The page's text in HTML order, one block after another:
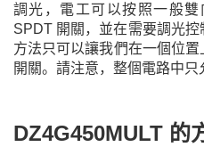
調光，電工可以按照一般
SPDT 開關，並在需要調光
方法只可以讓我們在一個位
開關。請注意，整個電路中只
DZ4G450MULT 的